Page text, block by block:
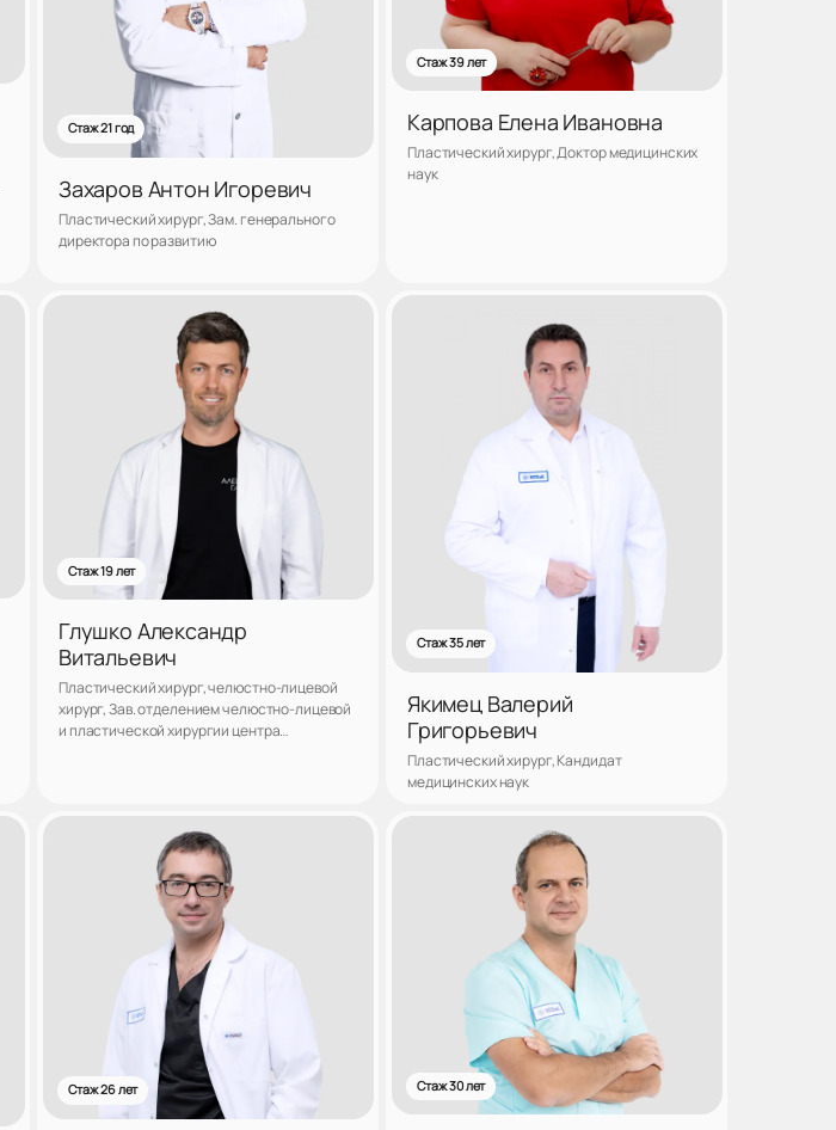
Стаж 21 год
Захаров Антон Игоревич
Пластический хирург, Зам. генерального
директора по развитию
Стаж 39 лет
Карпова Елена Ивановна
Пластический хирург, Доктор медицинских
наук
Стаж 19 лет
Глушко Александр
Витальевич
Пластический хирург, челюстно-лицевой
хирург, Зав. отделением челюстно-лицевой
и пластической хирургии центра
Стаж 35 лет
Якимец Валерий
Григорьевич
Пластический хирург, Кандидат
медицинских наук
Стаж 26 лет Стаж 30 лет